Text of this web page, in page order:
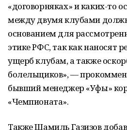
«договорняках» и каких-то
между двумя клубами
основанием для
этике РФС, так как наносят
ущерб клубам, а также
болельщиков», —
бывший менеджер «Уфы»
«Чемпионата».
Также Шамиль Газизов